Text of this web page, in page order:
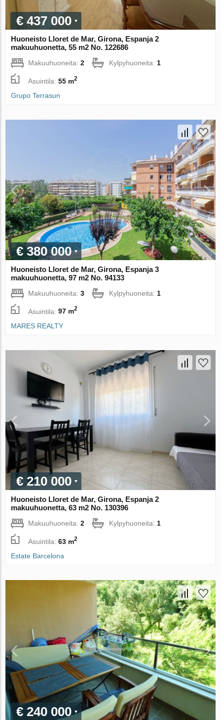
€ 437 000
Huoneisto Lloret de Mar, Girona, Espanja 2
makuuhuonetta, 55 m2 No. 122686
Makuuhuoneita:2 Kylpyhuoneita: 1
Asuintila:55 m2
Grupo Terrasun
€ 380 000
Huoneisto Lloret de Mar, Girona, Espanja 3
makuuhuonetta, 97 m2 No. 94133
Makuuhuoneita:3 Kylpyhuoneita: 1
Asuintila:97 m2
MARES REALTY
€ 210 000
Huoneisto Lloret de Mar, Girona, Espanja 2
makuuhuonetta, 63 m2 No. 130396
Makuuhuoneita:2 Kylpyhuoneita:1
Asuintila:63 m2
Estate Barcelona
€ 240 000